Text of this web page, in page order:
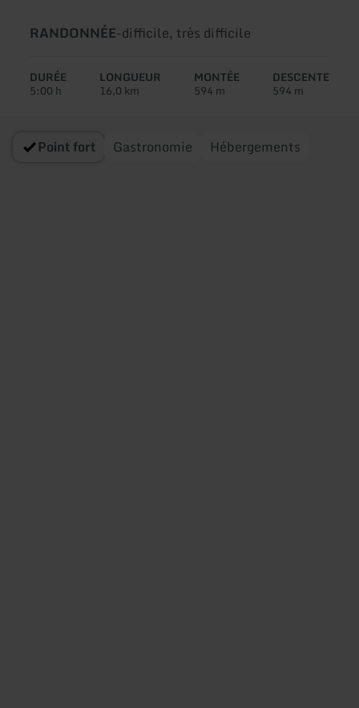
Type
circuit:
RANDONNÉE-Difficulté:
difficile, très difficile
DURÉE
5:00 h
LONGUEUR
16,0 km
MONTÉE
594 m
DESCENTE
594 m
Point fort Gastronomie Hébergements